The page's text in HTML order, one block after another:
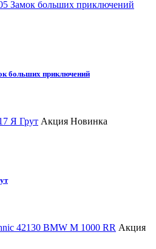
больших приключений
Акция Новинка
Акция